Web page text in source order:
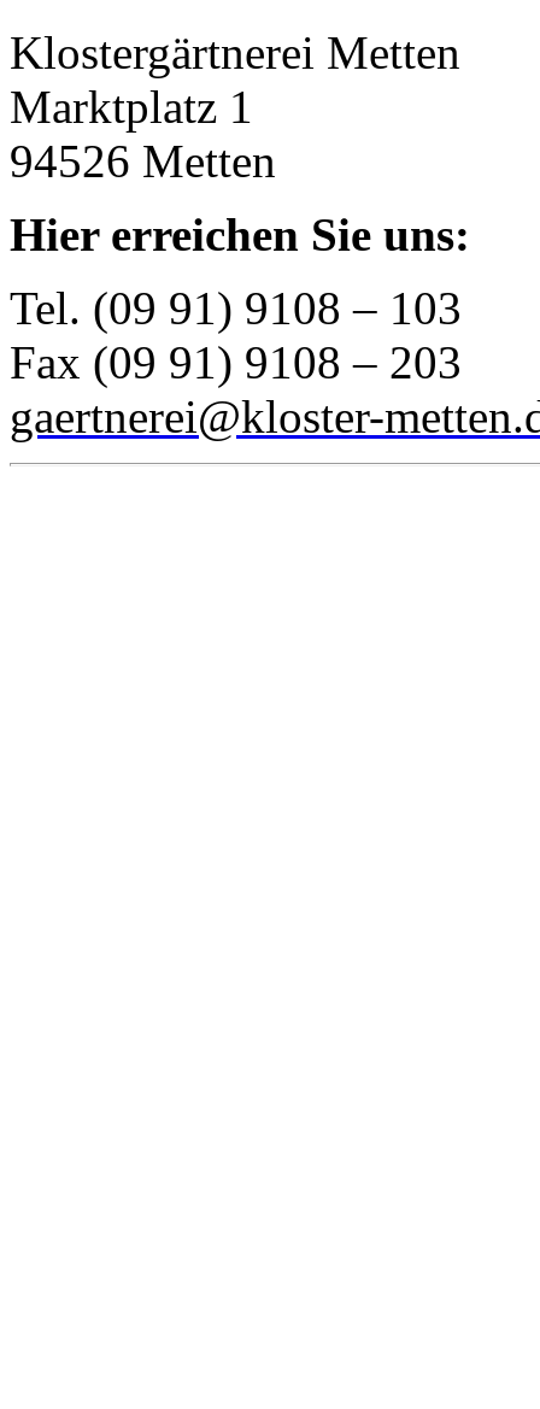
Klostergärtnerei Metten
Marktplatz 1
94526 Metten
Hier erreichen Sie uns:
Tel. (09 91) 9108 – 103
Fax (09 91) 9108 – 203
gaertnerei@kloster-